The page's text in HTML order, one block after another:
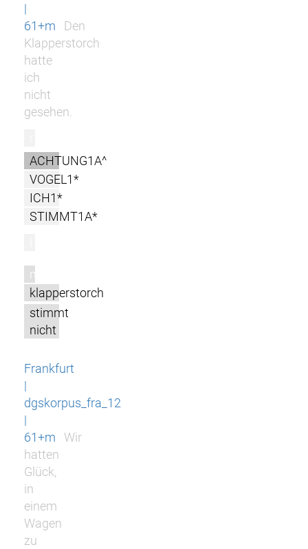
|
61+m
Den
Klapperstorch
hatte
ich
nicht
gesehen.
ACHTUNG1A^
VOGEL1*
ICH1*
STIMMT1A*
m
klapperstorch
stimmt
nicht
Frankfurt
|
dgskorpus_fra_12
|
61+m
Wir
hatten
Glück,
in
einem
Wagen
zu